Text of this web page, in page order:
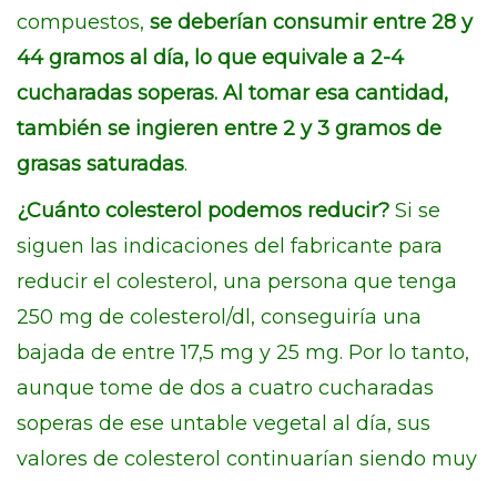
compuestos, se deberían consumir entre 28 y
44 gramos al día, lo que equivale a 2-4
cucharadas soperas. Al tomar esa cantidad,
también se ingieren entre 2 y 3 gramos de
grasas saturadas.
¿Cuánto colesterol podemos reducir? Si se
siguen las indicaciones del fabricante para
reducir el colesterol, una persona que tenga
250 mg de colesterol/dl, conseguiría una
bajada de entre 17,5 mg y 25 mg. Por lo tanto,
aunque tome de dos a cuatro cucharadas
soperas de ese untable vegetal al día, sus
valores de colesterol continuarían siendo muy